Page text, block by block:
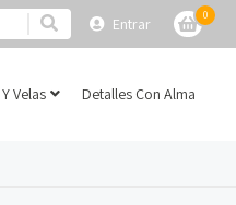
Entrar 0
Velas Detalles Con Alma